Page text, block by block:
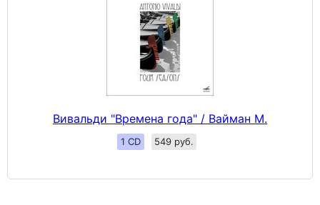
Вивальди "Времена года" / Вайман М.
1 CD 549 руб.